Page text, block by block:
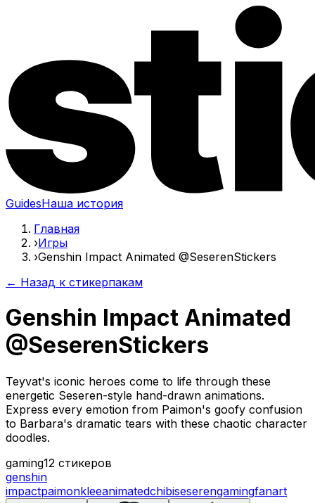
GuidesНаша история
Главная
›Игры
›Genshin Impact Animated @SeserenStickers
← Назад к стикерпакам
Genshin Impact Animated
@SeserenStickers
Teyvat's iconic heroes come to life through these
energetic Seseren-style hand-drawn animations.
Express every emotion from Paimon's goofy confusion
to Barbara's dramatic tears with these chaotic character
doodles.
gaming12 стикеров
genshin
impactpaimonkleeanimatedchibiseserengamingfanart